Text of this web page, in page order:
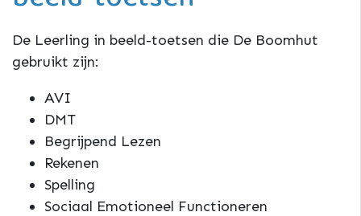
De Leerling in beeld-toetsen die De Boomhut
gebruikt zijn:
AVI
DMT
Begrijpend Lezen
Rekenen
Spelling
Sociaal Emotioneel Functioneren